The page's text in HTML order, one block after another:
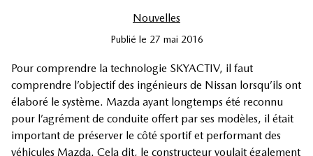
Nouvelles
Publié le 27 mai 2016
Pour comprendre la technologie SKYACTIV, il faut
comprendre l’objectif des ingénieurs de Nissan lorsqu’ils ont
élaboré le système. Mazda ayant longtemps été reconnu
pour l’agrément de conduite offert par ses modèles, il était
important de préserver le côté sportif et performant des
véhicules Mazda. Cela dit, le constructeur voulait également